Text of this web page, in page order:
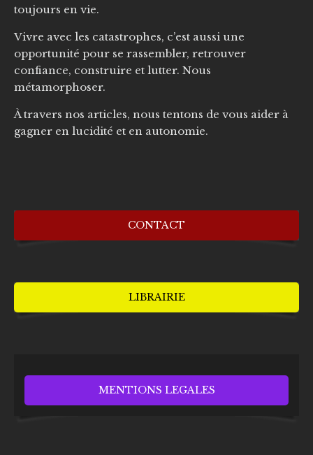
toujours en vie.
Vivre avec les catastrophes, c’est aussi une
opportunité pour se rassembler, retrouver
confiance, construire et lutter. Nous
métamorphoser.
À travers nos articles, nous tentons de vous aider à
gagner en lucidité et en autonomie.
CONTACT
LIBRAIRIE
MENTIONS LEGALES